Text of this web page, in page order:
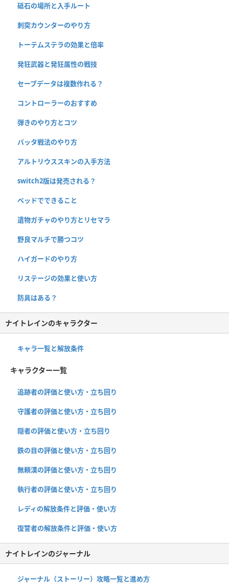
砥石の場所と入手ルート
刺突カウンターのやり方
トーテムステラの効果と倍率
発狂武器と発狂属性の戦技
セーブデータは複数作れる？
コントローラーのおすすめ
弾きのやり方とコツ
バッタ戦法のやり方
アルトリウススキンの入手方法
switch2版は発売される？
ベッドでできること
遺物ガチャのやり方とリセマラ
野良マルチで勝つコツ
ハイガードのやり方
リステージの効果と使い方
防具はある？
ナイトレインのキャラクター
キャラ一覧と解放条件
キャラクター一覧
追跡者の評価と使い方・立ち回り
守護者の評価と使い方・立ち回り
隠者の評価と使い方・立ち回り
鉄の目の評価と使い方・立ち回り
無頼漢の評価と使い方・立ち回り
執行者の評価と使い方・立ち回り
レディの解放条件と評価・使い方
復讐者の解放条件と評価・使い方
ナイトレインのジャーナル
ジャーナル（ストーリー）攻略一覧と進め方